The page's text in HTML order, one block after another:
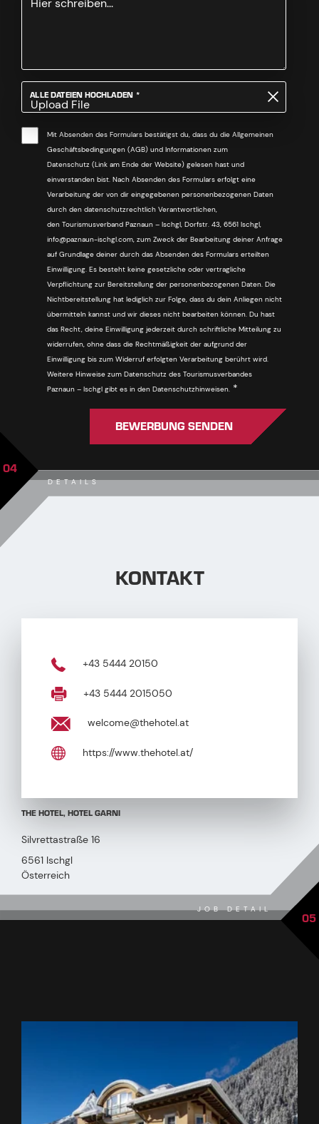
ALLE DATEIEN HOCHLADEN*PFLICHTFELD
Upload File
Mit Absenden des Formulars bestätigst du, dass du die Allgemeinen
Geschäftsbedingungen (AGB) und Informationen zum
Datenschutz (Link am Ende der Website) gelesen hast und
einverstanden bist. Nach Absenden des Formulars erfolgt eine
Verarbeitung der von dir eingegebenen personenbezogenen Daten
durch den datenschutzrechtlich Verantwortlichen,
den Tourismusverband Paznaun – Ischgl, Dorfstr. 43, 6561 Ischgl,
info@paznaun-ischgl.com, zum Zweck der Bearbeitung deiner Anfrage
auf Grundlage deiner durch das Absenden des Formulars erteilten
Einwilligung. Es besteht keine gesetzliche oder vertragliche
Verpflichtung zur Bereitstellung der personenbezogenen Daten. Die
Nichtbereitstellung hat lediglich zur Folge, dass du dein Anliegen nicht
übermitteln kannst und wir dieses nicht bearbeiten können. Du hast
das Recht, deine Einwilligung jederzeit durch schriftliche Mitteilung zu
widerrufen, ohne dass die Rechtmäßigkeit der aufgrund der
Einwilligung bis zum Widerruf erfolgten Verarbeitung berührt wird.
Weitere Hinweise zum Datenschutz des Tourismusverbandes
Paznaun – Ischgl gibt es in den Datenschutzhinweisen. *
BEWERBUNG SENDEN
DETAILS
04
KONTAKT
+43 5444 20150
+43 5444 2015050
welcome@thehotel.at
https://www.thehotel.at/
THE HOTEL, HOTEL GARNI
Silvrettastraße 16
6561 Ischgl
Österreich
JOB DETAIL 05